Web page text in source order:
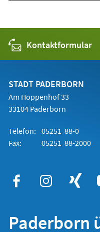
Kontaktformular
STADT PADERBORN
Am Hoppenhof 33
33104 Paderborn
Telefon: 05251 88-0
Fax:
05251 88-2000
Paderborn